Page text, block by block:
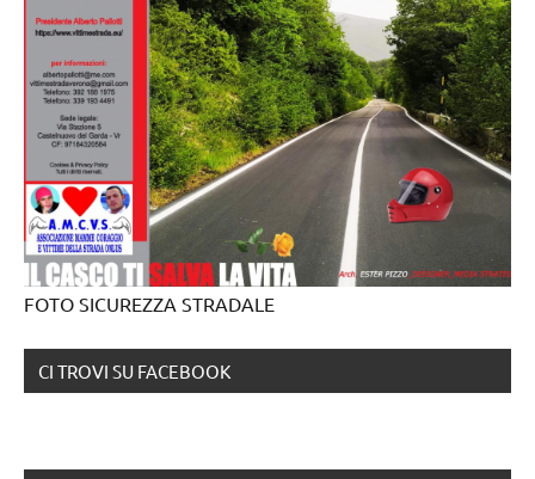
FOTO SICUREZZA STRADALE
CI TROVI SU FACEBOOK